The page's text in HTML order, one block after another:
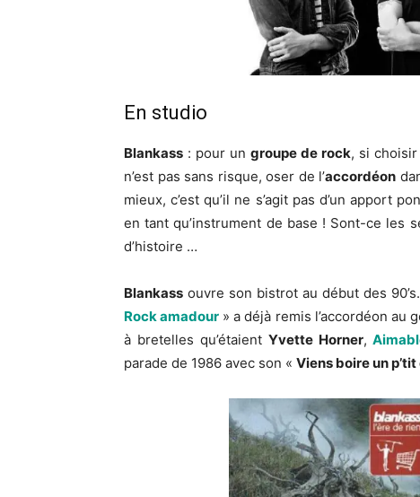
En studio
Blankass : pour ungroupe de rock, si
n’est pas sans risque, oser de l’accordéon
mieux, c’est qu’il ne s’agit pas d’un apport
en tant qu’instrument de base ! Sont-ce les
d’histoire …
Blankass ouvre son bistrot au début des
Rock amadour » a déjà remis l’accordéon au
à bretelles qu’étaient Yvette Horner,
parade de 1986 avec son « Viens boire un